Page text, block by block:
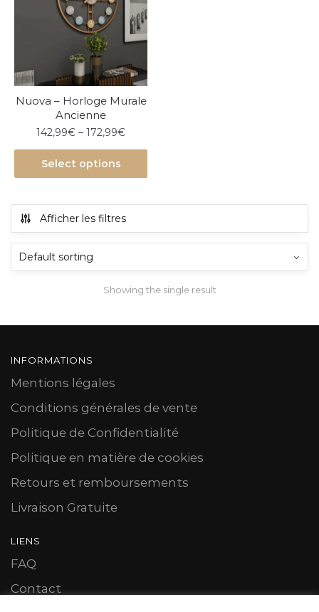
Nuova – Horloge Murale
Ancienne
142,99€ –172,99€
Select options
Afficher les filtres
Showing the single result
INFORMATIONS
Mentions légales
Conditions générales de vente
Politique de Confidentialité
Politique en matière de cookies
Retours et remboursements
Livraison Gratuite
LIENS
FAQ
Contact